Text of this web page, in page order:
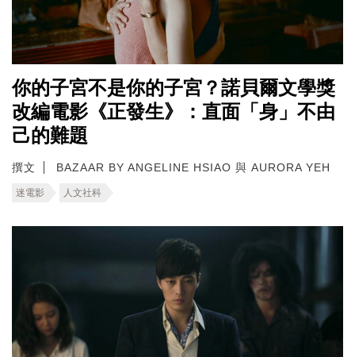
你的子宮不是你的子宮？諾貝爾文學獎
改編電影《正發生》：直面「身」不由
己的難題
撰文 BAZAAR BY ANGELINE HSIAO 與 AURORA YEH
迷電影 人文社科